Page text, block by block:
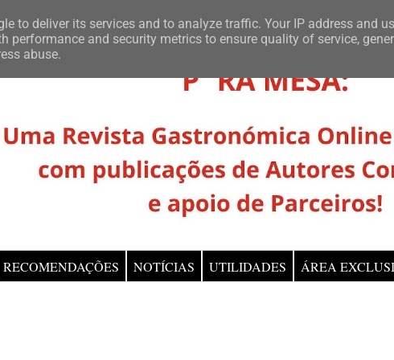
RECOMENDAÇÕES NOTÍCIAS UTILIDADES ÁREA
to deliver its services and to analyze traffic. Your IP address and
performance and security metrics to ensure quality of service,
abuse.